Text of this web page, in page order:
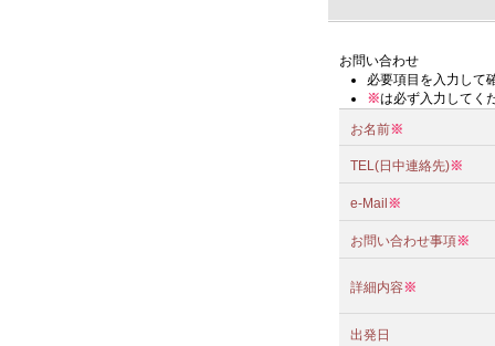
お問い合わせ
必要項目を入力して
※は必ず入力してく
お名前※
TEL(日中連絡先)※
e-Mail ※
お問い合わせ事項※
詳細内容※
出発日